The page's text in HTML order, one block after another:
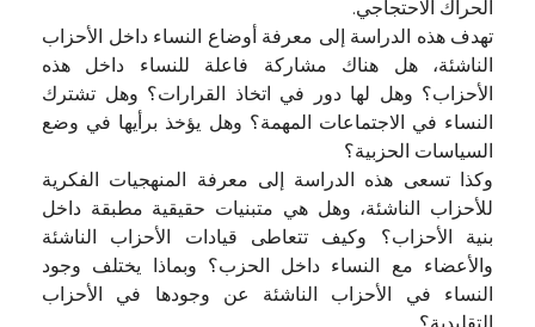
الحراك الاحتجاجي.
تهدف هذه الدراسة إلى معرفة أوضاع النساء داخل الأحزاب
الناشئة، هل هناك مشاركة فاعلة للنساء داخل هذه
الأحزاب؟ وهل لها دور في اتخاذ القرارات؟ وهل تشترك
النساء في الاجتماعات المهمة؟ وهل يؤخذ برأيها في وضع
السياسات الحزبية؟
وكذا تسعى هذه الدراسة إلى معرفة المنهجيات الفكرية
للأحزاب الناشئة، وهل هي متبنيات حقيقية مطبقة داخل
بنية الأحزاب؟ وكيف تتعاطى قيادات الأحزاب الناشئة
والأعضاء مع النساء داخل الحزب؟ وبماذا يختلف وجود
النساء في الأحزاب الناشئة عن وجودها في الأحزاب